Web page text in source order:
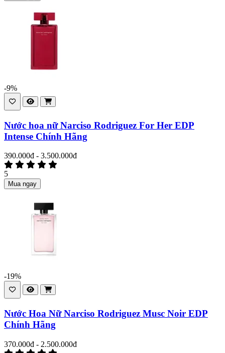
-9%
Nước hoa nữ Narciso Rodriguez For Her EDP
Intense Chính Hãng
390.000đ - 3.500.000đ
5
Mua ngay
-19%
Nước Hoa Nữ Narciso Rodriguez Musc Noir EDP
Chính Hãng
370.000đ - 2.500.000đ